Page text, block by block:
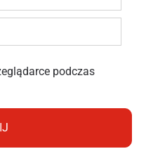
podczas